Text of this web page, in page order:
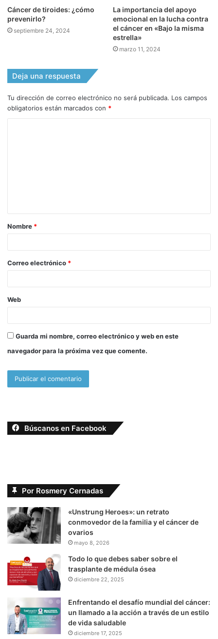
Cáncer de tiroides: ¿cómo
prevenirlo?
septiembre 24, 2024
La importancia del apoyo
emocional en la lucha contra
el cáncer en «Bajo la misma
estrella»
marzo 11, 2024
Deja una respuesta
Tu dirección de correo electrónico no será publicada. Los campos
obligatorios están marcados con *
a
r
*
Nombre *
Correo electrónico *
Web
Guarda mi nombre, correo electrónico y web en este
navegador para la próxima vez que comente.
Búscanos en Facebook
Por Rosmery Cernadas
«Unstrung Heroes»: un retrato
conmovedor de la familia y el cáncer de
ovarios
mayo 8, 2026
Todo lo que debes saber sobre el
trasplante de médula ósea
diciembre 22, 2025
Enfrentando el desafío mundial del cáncer:
un llamado a la acción a través de un estilo
de vida saludable
diciembre 17, 2025